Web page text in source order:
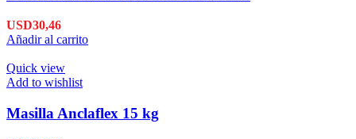
USD30,46
Añadir al carrito
Quick view
Add to wishlist
Masilla Anclaflex 15 kg